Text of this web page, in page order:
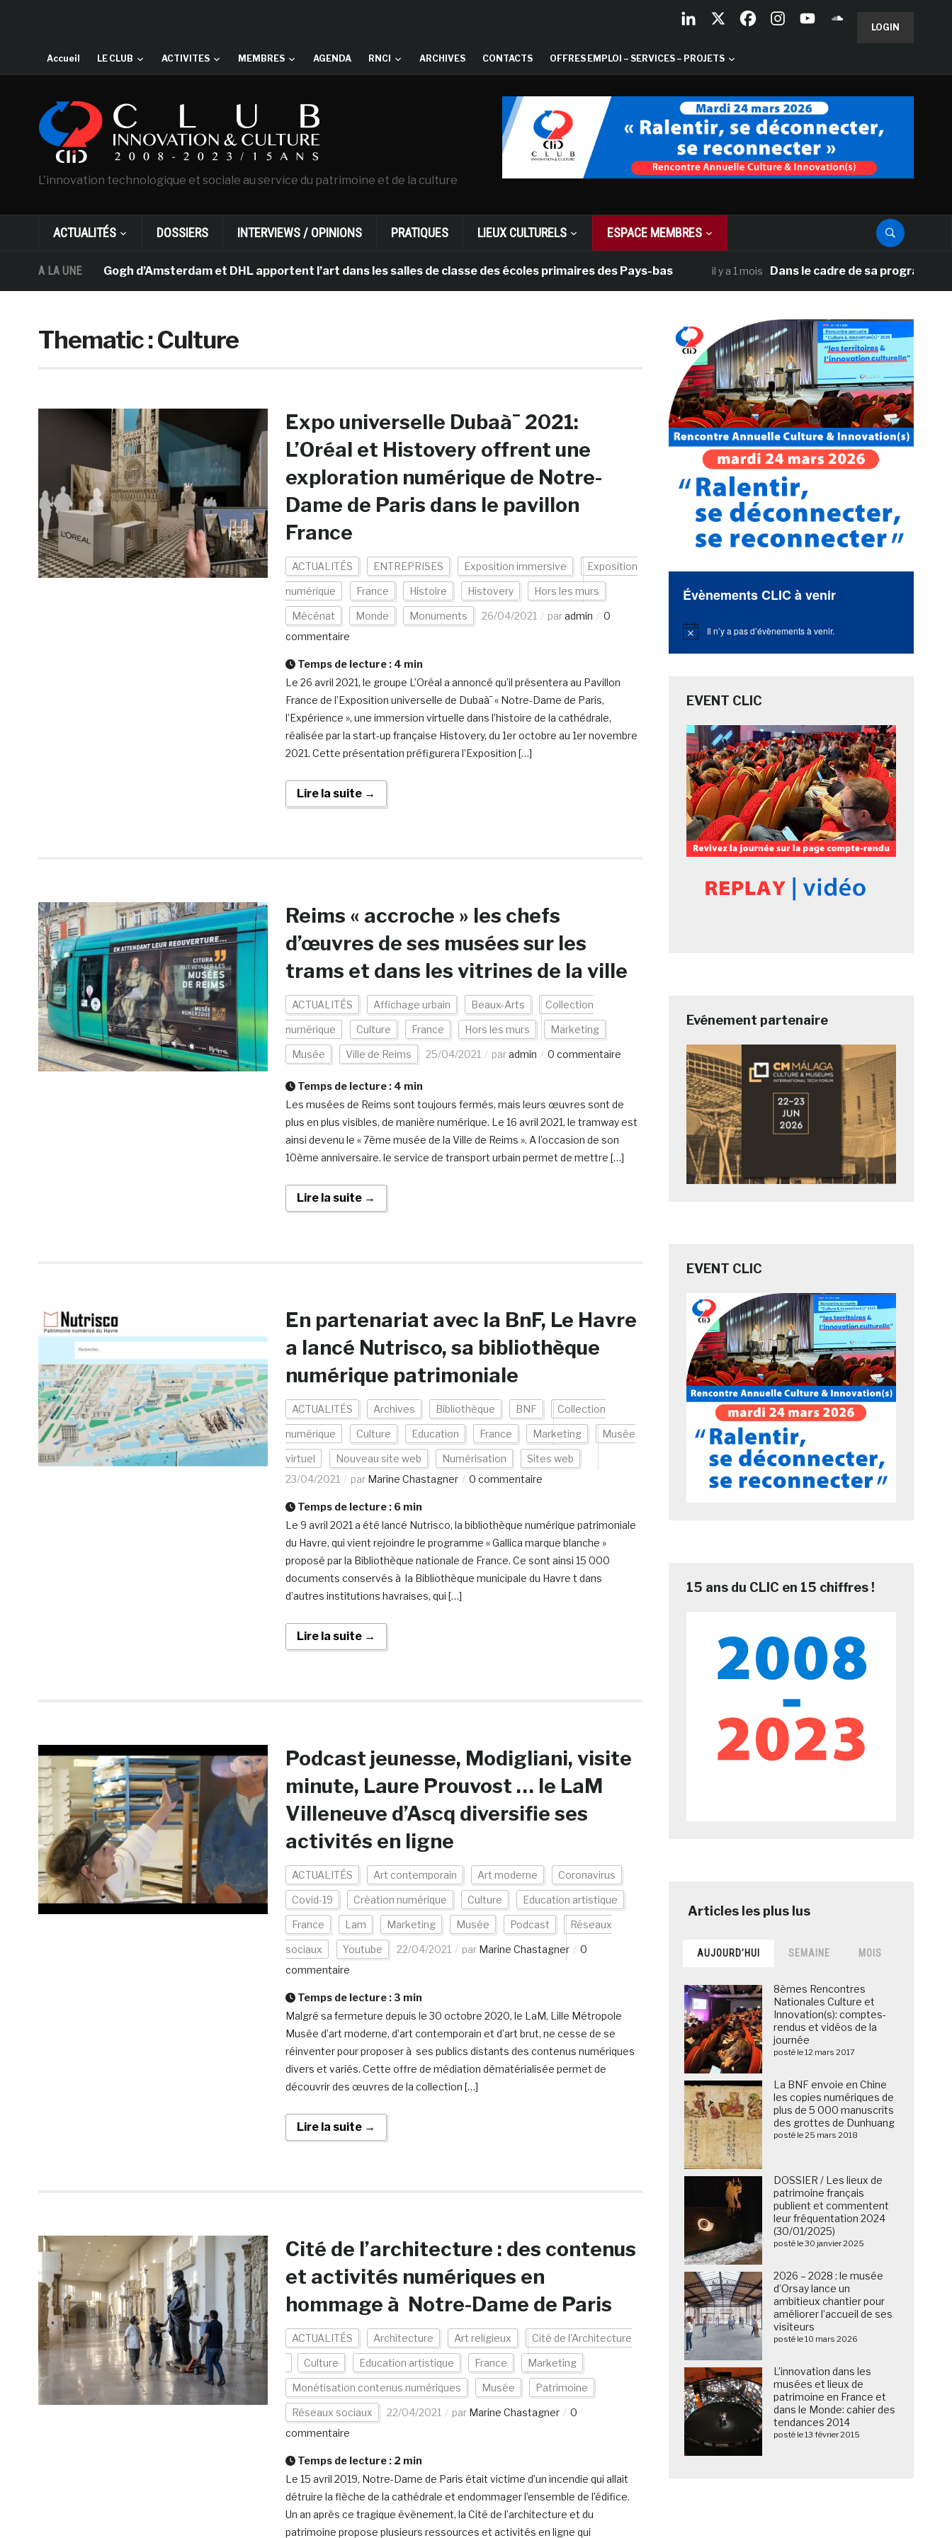
LOGIN
Accueil LE CLUB ACTIVITES MEMBRES AGENDA RNCI ARCHIVES CONTACTS OFFRES EMPLOI – SERVICES – PROJETS
L'innovation technologique et sociale au service du patrimoine et de la culture
ACTUALITÉS DOSSIERS INTERVIEWS / OPINIONS PRATIQUES LIEUX CULTURELS ESPACE MEMBRES
A LA UNE
Van Gogh d’Amsterdam et DHL apportent l’art dans les salles de classe des écoles primaires des Pays-bas il y a 1 mois Dans le cadre de sa programmation
Thematic :Culture
Expo universelle Dubaà¯ 2021:
L’Oréal et Histovery offrent une
exploration numérique de Notre-
Dame de Paris dans le pavillon
France
ACTUALITÉS ENTREPRISES Exposition immersive Exposition
numérique France Histoire Histovery Hors les murs
Mécénat Monde Monuments 26/04/2021 paradmin
0
commentaire
Temps de lecture : 4 min
Le 26 avril 2021, le groupe L’Oréal a annoncé qu’il présentera au Pavillon
France de l’Exposition universelle de Dubaà¯ « Notre-Dame de Paris,
l’Expérience », une immersion virtuelle dans l’histoire de la cathédrale,
réalisée par la start-up française Histovery, du 1er octobre au 1er novembre
2021. Cette présentation préfigurera l’Exposition […]
Lire la suite →
Reims « accroche » les chefs
d’œuvres de ses musées sur les
trams et dans les vitrines de la ville
ACTUALITÉS Affichage urbain Beaux-Arts Collection
numérique Culture France Hors les murs Marketing
Musée Ville de Reims 25/04/2021 paradmin 0 commentaire
Temps de lecture : 4 min
Les musées de Reims sont toujours fermés, mais leurs œuvres sont de
plus en plus visibles, de manière numérique. Le 16 avril 2021, le tramway est
ainsi devenu le « 7ème musée de la Ville de Reims ». A l’occasion de son
10ème anniversaire. le service de transport urbain permet de mettre […]
Lire la suite →
En partenariat avec la BnF, Le Havre
a lancé Nutrisco, sa bibliothèque
numérique patrimoniale
ACTUALITÉS Archives Bibliothèque BNF Collection
numérique Culture Education France Marketing Musée
virtuel Nouveau site web Numérisation
Sites web
23/04/2021
par Marine Chastagner 0 commentaire
Temps de lecture : 6 min
Le 9 avril 2021 a été lancé Nutrisco, la bibliothèque numérique patrimoniale
du Havre, qui vient rejoindre le programme « Gallica marque blanche »
proposé par la Bibliothèque nationale de France. Ce sont ainsi 15 000
documents conservés à la Bibliothèque municipale du Havre t dans
d’autres institutions havraises, qui […]
Lire la suite →
Podcast jeunesse, Modigliani, visite
minute, Laure Prouvost … le LaM
Villeneuve d’Ascq diversifie ses
activités en ligne
ACTUALITÉS Art contemporain Art moderne Coronavirus
Covid-19 Création numérique Culture Education artistique
France Lam Marketing Musée Podcast Réseaux
sociaux Youtube 22/04/2021 par Marine Chastagner
0
commentaire
Temps de lecture : 3 min
Malgré sa fermeture depuis le 30 octobre 2020, le LaM, Lille Métropole
Musée d’art moderne, d’art contemporain et d’art brut, ne cesse de se
réinventer pour proposer à ses publics distants des contenus numériques
divers et variés. Cette offre de médiation dématérialisée permet de
découvrir des œuvres de la collection […]
Lire la suite →
Cité de l’architecture : des contenus
et activités numériques en
hommage à Notre-Dame de Paris
ACTUALITÉS Architecture Art religieux Cité de l'Architecture
Culture Education artistique France Marketing
Monétisation contenus numériques Musée Patrimoine
Réseaux sociaux 22/04/2021 par Marine Chastagner
0
commentaire
Temps de lecture : 2 min
Le 15 avril 2019, Notre-Dame de Paris était victime d’un incendie qui allait
détruire la flèche de la cathédrale et endommager l’ensemble de l’édifice.
Un an après ce tragique évènement, la Cité de l’architecture et du
patrimoine propose plusieurs ressources et activités en ligne qui
Évènements CLIC à venir
Notice Il n’y a pas d’évènements à venir.
EVENT CLIC
Evénement partenaire
EVENT CLIC
15 ans du CLIC en 15 chiffres !
AUJOURD’HUI SEMAINE MOIS
8èmes Rencontres
Nationales Culture et
Innovation(s): comptes-
rendus et vidéos de la
journée
posté le 12 mars 2017
La BNF envoie en Chine
les copies numériques de
plus de 5 000 manuscrits
des grottes de Dunhuang
posté le 25 mars 2018
DOSSIER / Les lieux de
patrimoine français
publient et commentent
leur fréquentation 2024
(30/01/2025)
posté le 30 janvier 2025
2026 – 2028 : le musée
d’Orsay lance un
ambitieux chantier pour
améliorer l’accueil de ses
visiteurs
posté le 10 mars 2026
L’innovation dans les
musées et lieux de
patrimoine en France et
dans le Monde: cahier des
tendances 2014
posté le 13 février 2015